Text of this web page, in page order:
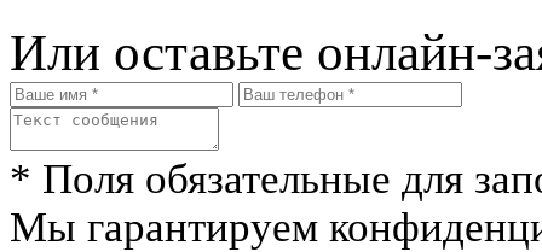
Или оставьте онлайн-
* Поля обязательные для
Мы гарантируем